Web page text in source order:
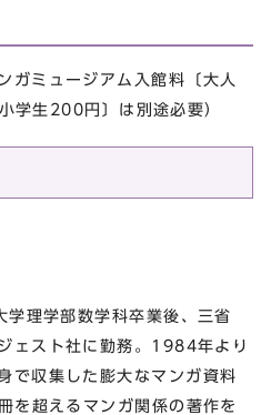
ガミュージアム入館料〔大人
学生200円〕は別途必要）
理学部数学科卒業後、三省
ェスト社に勤務。1984年より
で収集した膨大なマンガ資料
を超えるマンガ関係の著作を